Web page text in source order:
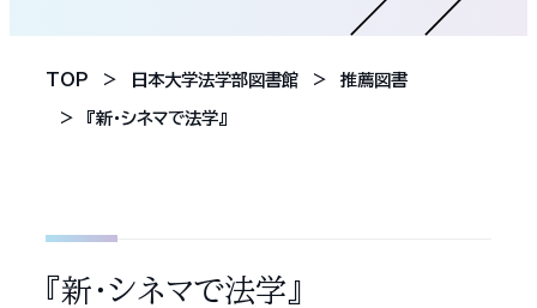
TOP 日本大学法学部図書館 推薦図書
『新・シネマで法学』
『新・シネマで法学』